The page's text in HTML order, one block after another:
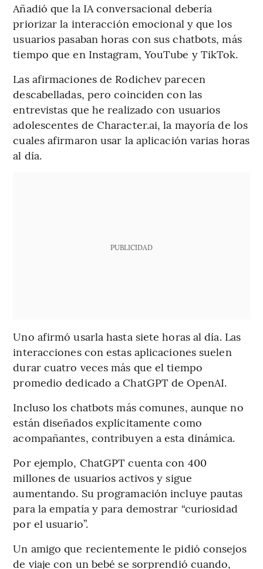
Añadió que la IA conversacional debería
priorizar la interacción emocional y que los
usuarios pasaban horas con sus chatbots, más
tiempo que en Instagram, YouTube y TikTok.
Las afirmaciones de Rodichev parecen
descabelladas, pero coinciden con las
entrevistas que he realizado con usuarios
adolescentes de Character.ai, la mayoría de los
cuales afirmaron usar la aplicación varias horas
al día.
PUBLICIDAD
Uno afirmó usarla hasta siete horas al día. Las
interacciones con estas aplicaciones suelen
durar cuatro veces más que el tiempo
promedio dedicado a ChatGPT de OpenAI.
Incluso los chatbots más comunes, aunque no
están diseñados explícitamente como
acompañantes, contribuyen a esta dinámica.
Por ejemplo, ChatGPT cuenta con 400
millones de usuarios activos y sigue
aumentando. Su programación incluye pautas
para la empatía y para demostrar “curiosidad
por el usuario”.
Un amigo que recientemente le pidió consejos
de viaje con un bebé se sorprendió cuando,